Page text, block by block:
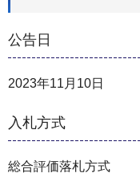
公告日
2023年11月10日
入札方式
総合評価落札方式